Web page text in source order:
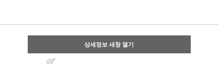
상세정보 새창 열기